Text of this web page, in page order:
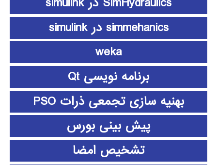
simmehanics در simulink
weka
برنامه نویسی Qt
بهنیه سازی تجمعی ذرات PSO
پیش بینی بورس
تشخیص امضا